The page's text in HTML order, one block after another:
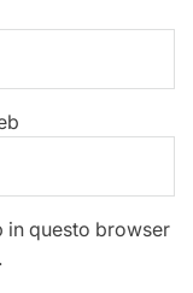
in questo browser